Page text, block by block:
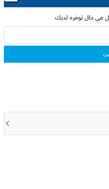
في حال توفره لديك